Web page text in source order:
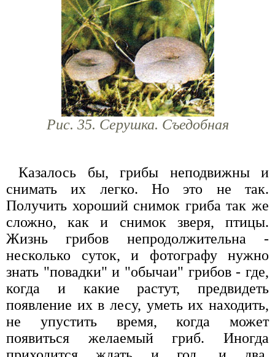
Рис. 35. Серушка. Съедобная
Казалось бы, грибы неподвижны и
снимать их легко. Но это не так.
Получить хороший снимок гриба так же
сложно, как и снимок зверя, птицы.
Жизнь грибов непродолжительна -
несколько суток, и фотографу нужно
знать "повадки" и "обычаи" грибов - где,
когда и какие растут, предвидеть
появление их в лесу, уметь их находить,
не упустить время, когда может
появиться желаемый гриб. Иногда